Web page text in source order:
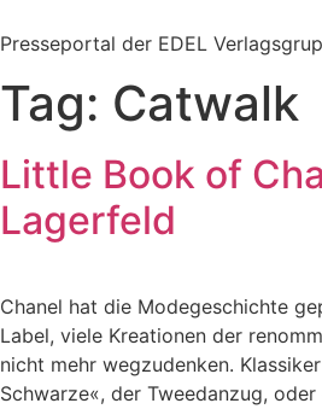
Inhalt
Presseportal der EDEL
Tag: Catwalk
Little Book of
Lagerfeld
Chanel hat die Modegeschichte
Label, viele Kreationen der
nicht mehr wegzudenken.
Schwarze«, der Tweedanzug,